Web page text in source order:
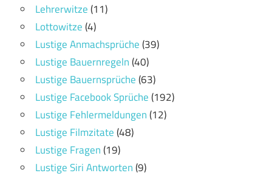
Lehrerwitze(11)
Lottowitze(4)
Lustige Anmachsprüche(39)
Lustige Bauernregeln(40)
Lustige Bauernsprüche(63)
Lustige Facebook Sprüche(192)
Lustige Fehlermeldungen(12)
Lustige Filmzitate(48)
Lustige Fragen(19)
Lustige Siri Antworten(9)